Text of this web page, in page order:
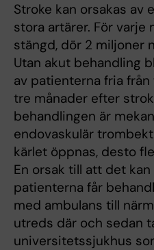
Stroke kan orsakas av
stora artärer. För varje
stängd, dör 2 miljoner
Utan akut behandling
av patienterna fria
tre månader efter
behandlingen är
endovaskulär
kärlet öppnas, desto
En orsak till att det
patienterna får
med ambulans till
utreds där och sedan
universitetssjukhus